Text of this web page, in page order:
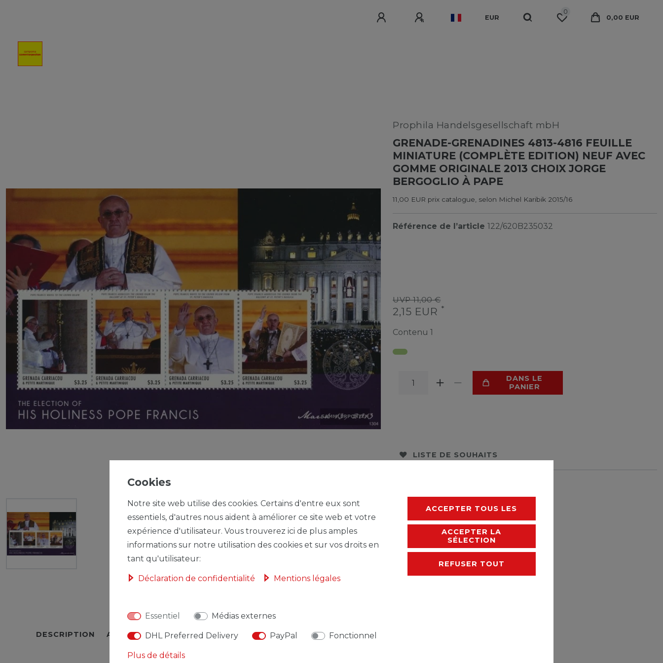
EUR
0
0,00 EUR
Prophila Handelsgesellschaft mbH
GRENADE-GRENADINES 4813-4816 FEUILLE
MINIATURE (COMPLÈTE EDITION) NEUF AVEC
GOMME ORIGINALE 2013 CHOIX JORGE
BERGOGLIO À PAPE
11,00 EUR prix catalogue, selon Michel Karibik 2015/16
Référence de l’article 122/620B235032
UVP 11,00 €
2,15 EUR *
Contenu 1
DANS LE
PANIER
LISTE DE SOUHAITS
DESCRIPTION AUTRES DÉTAILS RESPONSABLE DE L'UE FABRICANT
Cookies
Notre site web utilise des cookies. Certains d'entre eux sont
essentiels, d'autres nous aident à améliorer ce site web et votre
expérience d'utilisateur. Vous trouverez ici de plus amples
informations sur notre utilisation des cookies et sur vos droits en
tant qu'utilisateur:
Déclaration de confidentialité Mentions légales
Essentiel Médias externes
DHL Preferred Delivery PayPal Fonctionnel
Plus de détails
ACCEPTER TOUS LES
ACCEPTER LA
SÉLECTION
REFUSER TOUT